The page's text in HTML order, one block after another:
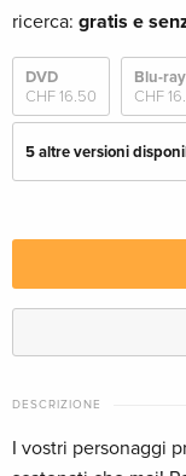
ricerca: gratis e
DVD
CHF 16.50
Blu-ray
CHF
5 altre versioni
Italiano
Riedizione — (scelto)
Inglese · US Version
Blu-ray 3D + Blu-ray
DESCRIZIONE
I vostri personaggi